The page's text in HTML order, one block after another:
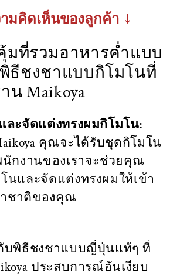
มคิดเห็นของลูกค้า ↓
มที่รวมอาหารค่ำแบบ
ธีชงชาแบบกิโมโนที่
น Maikoya
ละจัดแต่งทรงผมกิโมโน:
คุณจะได้รับชุดกิโมโน
กงานของเราจะช่วยคุณ
นและจัดแต่งทรงผมให้เข้า
ชาติของคุณ
บพิธีชงชาแบบญี่ปุ่นแท้ๆ ที่
ประสบการณ์อันเงียบ